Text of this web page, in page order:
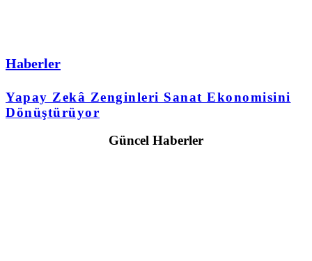
Haberler
Yapay Zekâ Zenginleri Sanat Ekonomisini
Dönüştürüyor
Güncel Haberler